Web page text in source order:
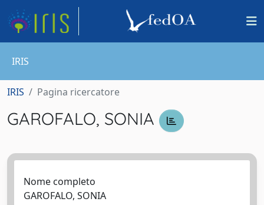
IRIS
IRIS Pagina ricercatore
GAROFALO, SONIA
Nome completo
GAROFALO, SONIA